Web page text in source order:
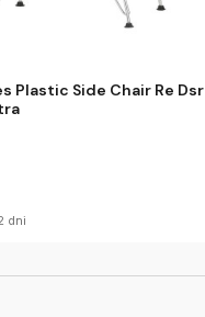
Plastic Side Chair Re Dsr
dni